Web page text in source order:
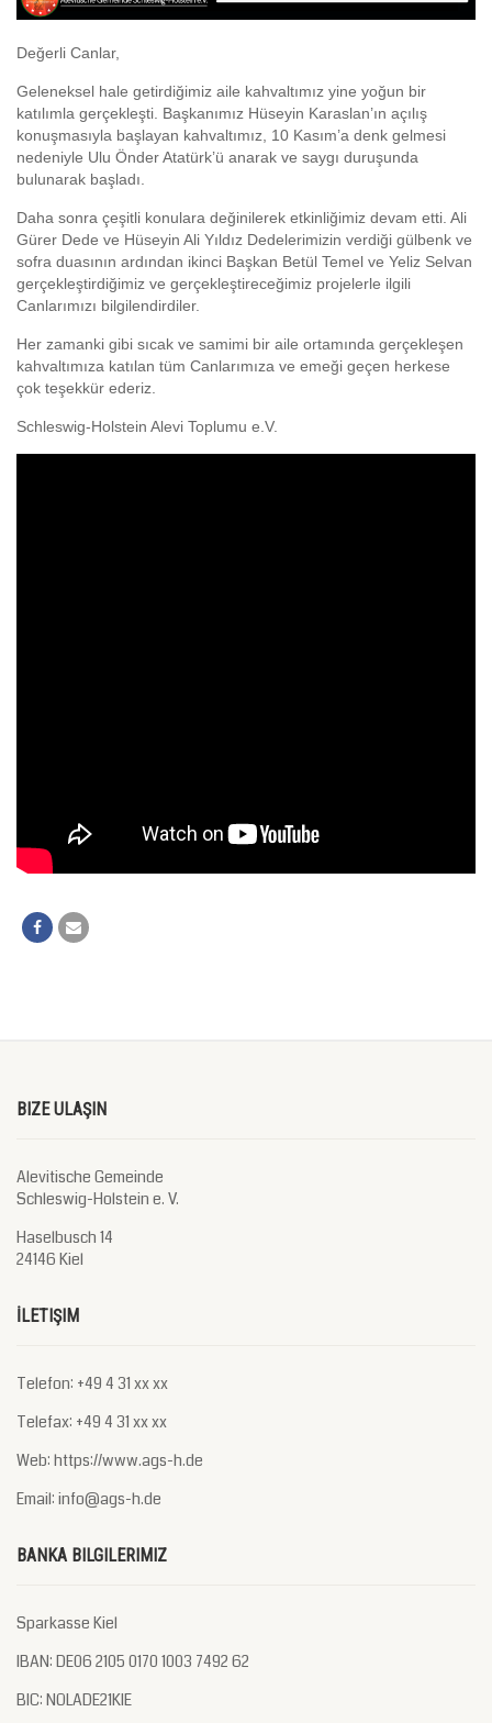
Değerli Canlar,
Geleneksel hale getirdiğimiz aile kahvaltımız yine yoğun bir
katılımla gerçekleşti. Başkanımız Hüseyin Karaslan’ın açılış
konuşmasıyla başlayan kahvaltımız, 10 Kasım’a denk gelmesi
nedeniyle Ulu Önder Atatürk’ü anarak ve saygı duruşunda
bulunarak başladı.
Daha sonra çeşitli konulara değinilerek etkinliğimiz devam etti. Ali
Gürer Dede ve Hüseyin Ali Yıldız Dedelerimizin verdiği gülbenk ve
sofra duasının ardından ikinci Başkan Betül Temel ve Yeliz Selvan
gerçekleştirdiğimiz ve gerçekleştireceğimiz projelerle ilgili
Canlarımızı bilgilendirdiler.
Her zamanki gibi sıcak ve samimi bir aile ortamında gerçekleşen
kahvaltımıza katılan tüm Canlarımıza ve emeği geçen herkese
çok teşekkür ederiz.
Schleswig-Holstein Alevi Toplumu e.V.
BIZE ULAŞIN
Alevitische Gemeinde
Schleswig-Holstein e. V.
Haselbusch 14
24146 Kiel
İLETIŞIM
Telefon: +49 4 31 xx xx
Telefax: +49 4 31 xx xx
Web: https://www.ags-h.de
Email: info@ags-h.de
BANKA BILGILERIMIZ
Sparkasse Kiel
IBAN: DE06 2105 0170 1003 7492 62
BIC: NOLADE21KIE